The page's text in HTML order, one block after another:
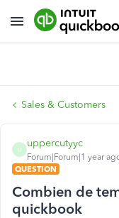
Sales & Customers
U
uppercutyyc
Forum|Forum|1 year
QUESTION
Combien de
quickbook